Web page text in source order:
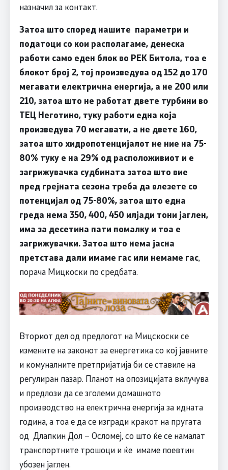
назначил за контакт.
Затоа што според нашите параметри и
податоци со кои располагаме, денеска
работи само еден блок во РЕК Битола, тоа е
блокот број 2, тој произведува од 152 до 170
мегавати електрична енергија, а не 200 или
210, затоа што не работат двете турбини во
ТЕЦ Неготино, туку работи една која
произведува 70 мегавати, а не двете 160,
затоа што хидропотенцијалот не ние на 75-
80% туку е на 29% од расположивиот и е
загрижувачка судбината затоа што вие
пред грејната сезона треба да влезете со
потенцијал од 75-80%, затоа што една
греда нема 350, 400, 450 илјади тони јаглен,
има за десетина пати помалку и тоа е
загрижувачки. Затоа што нема јасна
претстава дали имаме гас или немаме гас,
порача Мицкоски по средбата.
Вториот дел од предлогот на Мицскоски се
измените на законот за енергетика со кој јавните
и комуналните претпријатија би се ставиле на
регулиран пазар. Планот на опозицијата вклучува
и предлози да се зголеми домашното
производство на електрична енергија за идната
година, а тоа е да се изгради кракот на пругата
од Длапкин Дол – Осломеј, со што ќе се намалат
транспортните трошоци и ќе имаме поевтин
убозен јаглен.